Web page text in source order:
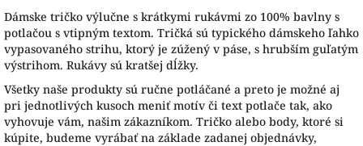
Dámske tričko výlučne s krátkymi rukávmi zo 100% bavlny s
potlačou s vtipným textom. Tričká sú typického dámskeho ľahko
vypasovaného strihu, ktorý je zúžený v páse, s hrubším guľatým
výstrihom. Rukávy sú kratšej dĺžky.
Všetky naše produkty sú ručne potláčané a preto je možné aj
pri jednotlivých kusoch meniť motív či text potlače tak, ako
vyhovuje vám, našim zákazníkom. Tričko alebo body, ktoré si
kúpite, budeme vyrábať na základe zadanej objednávky,